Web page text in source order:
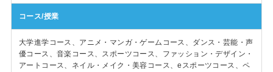
コース/授業
大学進学コース、アニメ・マンガ・ゲームコース、ダンス・芸能・声
優コース、音楽コース、スポーツコース、ファッション・デザイン・
アートコース、ネイル・メイク・美容コース、eスポーツコース、ペ